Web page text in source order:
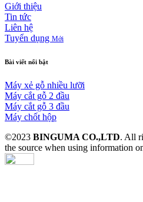
Giới thiệu
Tin tức
Liên hệ
Tuyển dụng Mới
Bài viết nổi bật
Máy xẻ gỗ nhiều lưỡi
Máy cắt gỗ 2 đầu
Máy cắt gỗ 3 đầu
Máy chốt hộp
©2023 BINGUMA CO.,LTD. All
the source when using information